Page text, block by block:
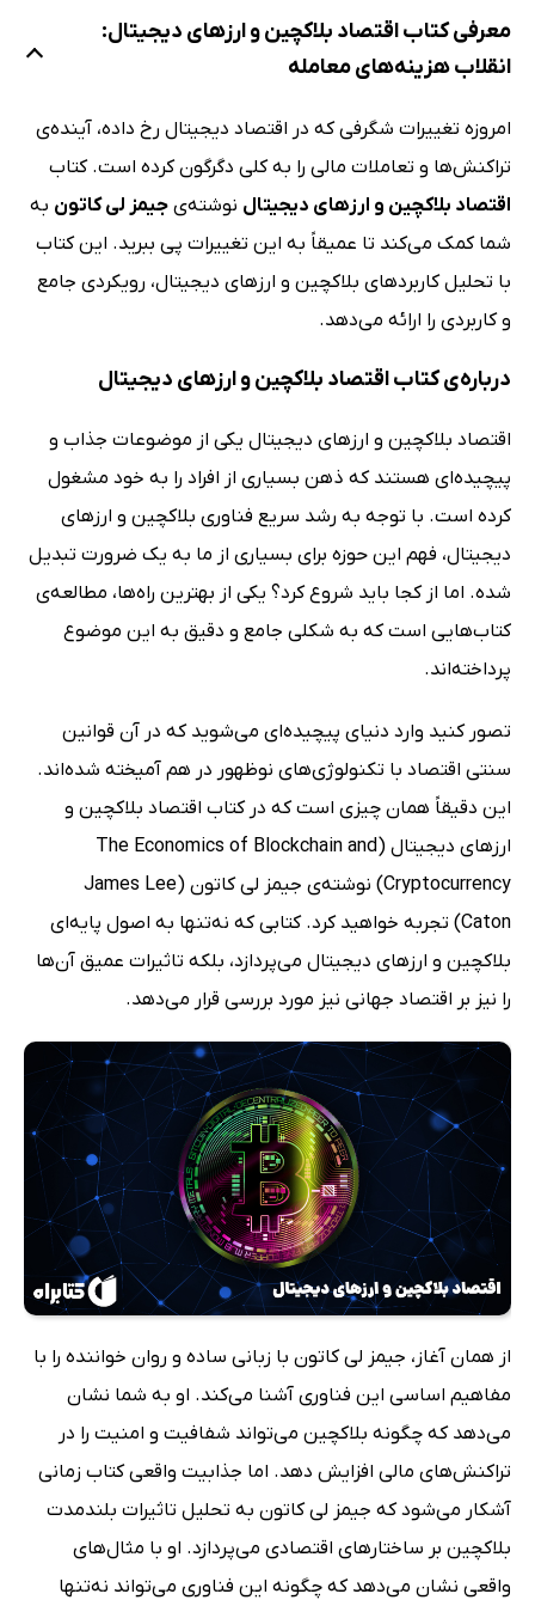
معرفی کتاب اقتصاد بلاکچین و ارزهای دیجیتال:
انقلاب هزینه‌های معامله
امروزه تغییرات شگرفی که در اقتصاد دیجیتال رخ داده، آینده‌ی
تراکنش‌ها و تعاملات مالی را به کلی دگرگون کرده است. کتاب
اقتصاد بلاکچین و ارزهای دیجیتال نوشته‌ی جیمز لی کاتون به
شما کمک می‌کند تا عمیقاً به این تغییرات پی ببرید. این کتاب
با تحلیل کاربردهای بلاکچین و ارزهای دیجیتال، رویکردی جامع
و کاربردی را ارائه می‌دهد.
درباره‌ی کتاب اقتصاد بلاکچین و ارزهای دیجیتال
اقتصاد بلاکچین و ارزهای دیجیتال یکی از موضوعات جذاب و
پیچیده‌ای هستند که ذهن بسیاری از افراد را به خود مشغول
کرده است. با توجه به رشد سریع فناوری بلاکچین و ارزهای
دیجیتال، فهم این حوزه برای بسیاری از ما به یک ضرورت تبدیل
شده. اما از کجا باید شروع کرد؟ یکی از بهترین راه‌ها، مطالعه‌ی
کتاب‌هایی است که به شکلی جامع و دقیق به این موضوع
پرداخته‌اند.
تصور کنید وارد دنیای پیچیده‌ای می‌شوید که در آن قوانین
سنتی اقتصاد با تکنولوژی‌های نوظهور در هم آمیخته شده‌اند.
این دقیقاً همان چیزی است که در کتاب اقتصاد بلاکچین و
ارزهای دیجیتال (The Economics of Blockchain and
Cryptocurrency) نوشته‌ی جیمز لی کاتون (James Lee
Caton) تجربه خواهید کرد. کتابی که نه‌تنها به اصول پایه‌ای
بلاکچین و ارزهای دیجیتال می‌پردازد، بلکه تاثیرات عمیق آن‌ها
را نیز بر اقتصاد جهانی نیز مورد بررسی قرار می‌دهد.
از همان آغاز، جیمز لی کاتون با زبانی ساده و روان خواننده را با
مفاهیم اساسی این فناوری آشنا می‌کند. او به شما نشان
می‌دهد که چگونه بلاکچین می‌تواند شفافیت و امنیت را در
تراکنش‌های مالی افزایش دهد. اما جذابیت واقعی کتاب زمانی
آشکار می‌شود که جیمز لی کاتون به تحلیل تاثیرات بلندمدت
بلاکچین بر ساختارهای اقتصادی می‌پردازد. او با مثال‌های
واقعی نشان می‌دهد که چگونه این فناوری می‌تواند نه‌تنها